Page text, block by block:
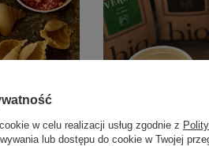
w celu realizacji usług zgodnie z
lub dostępu do cookie w Twojej